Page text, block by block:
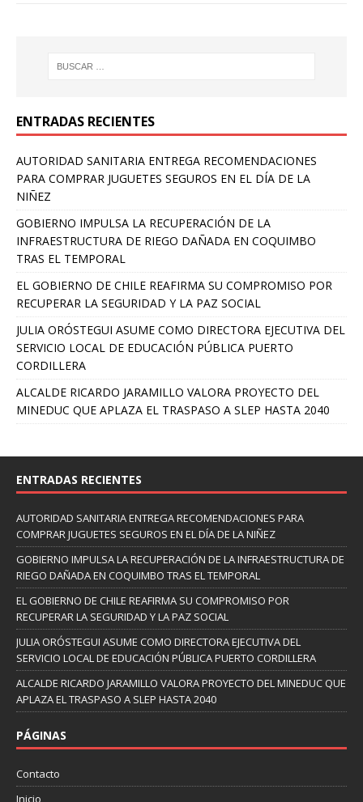
ENTRADAS RECIENTES
AUTORIDAD SANITARIA ENTREGA RECOMENDACIONES
PARA COMPRAR JUGUETES SEGUROS EN EL DÍA DE LA
NIÑEZ
GOBIERNO IMPULSA LA RECUPERACIÓN DE LA
INFRAESTRUCTURA DE RIEGO DAÑADA EN COQUIMBO
TRAS EL TEMPORAL
EL GOBIERNO DE CHILE REAFIRMA SU COMPROMISO POR
RECUPERAR LA SEGURIDAD Y LA PAZ SOCIAL
JULIA ORÓSTEGUI ASUME COMO DIRECTORA EJECUTIVA DEL
SERVICIO LOCAL DE EDUCACIÓN PÚBLICA PUERTO
CORDILLERA
ALCALDE RICARDO JARAMILLO VALORA PROYECTO DEL
MINEDUC QUE APLAZA EL TRASPASO A SLEP HASTA 2040
ENTRADAS RECIENTES
AUTORIDAD SANITARIA ENTREGA RECOMENDACIONES PARA
COMPRAR JUGUETES SEGUROS EN EL DÍA DE LA NIÑEZ
GOBIERNO IMPULSA LA RECUPERACIÓN DE LA INFRAESTRUCTURA DE
RIEGO DAÑADA EN COQUIMBO TRAS EL TEMPORAL
EL GOBIERNO DE CHILE REAFIRMA SU COMPROMISO POR
RECUPERAR LA SEGURIDAD Y LA PAZ SOCIAL
JULIA ORÓSTEGUI ASUME COMO DIRECTORA EJECUTIVA DEL
SERVICIO LOCAL DE EDUCACIÓN PÚBLICA PUERTO CORDILLERA
ALCALDE RICARDO JARAMILLO VALORA PROYECTO DEL MINEDUC QUE
APLAZA EL TRASPASO A SLEP HASTA 2040
PÁGINAS
Contacto
Inicio